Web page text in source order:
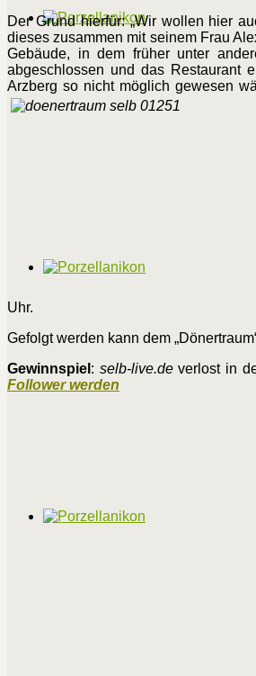
Der Grund hierfür: „Wir wollen hier
dieses zusammen mit seinem Frau
Gebäude, in dem früher unter
abgeschlossen und das Restaurant
Arzberg so nicht möglich gewesen
Uhr.
Gefolgt werden kann dem
Gewinnspiel : selb-live.deverlost in
Follower werden